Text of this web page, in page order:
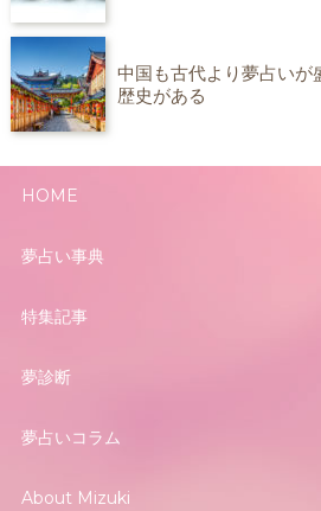
中国も古代より夢占いが
歴史がある
HOME
夢占い事典
特集記事
夢診断
夢占いコラム
About Mizuki